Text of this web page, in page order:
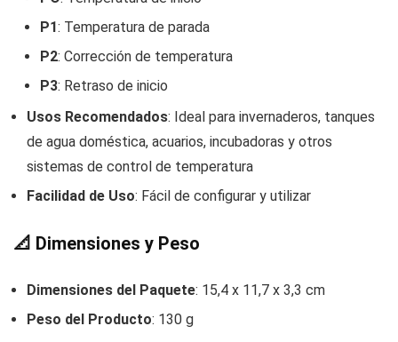
P1: Temperatura de parada
P2: Corrección de temperatura
P3: Retraso de inicio
Usos Recomendados: Ideal para invernaderos, tanques
de agua doméstica, acuarios, incubadoras y otros
sistemas de control de temperatura
Facilidad de Uso: Fácil de configurar y utilizar
📐 Dimensiones y Peso
Dimensiones del Paquete: 15,4 x 11,7 x 3,3 cm
Peso del Producto: 130 g